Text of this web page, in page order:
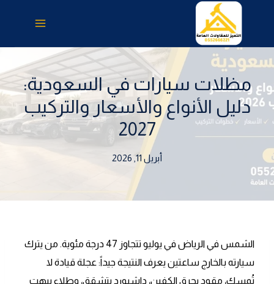
المحتوى
مظلات سيارات في السعودية:
دليل الأنواع والأسعار والتركيب
2027
أبريل 11, 2026
الشمس في الرياض في يوليو تتجاوز 47 درجة مئوية. من يترك
سيارته بالخارج ساعتين يعرف النتيجة جيداً: عجلة قيادة لا
تُمسك، مقود يحرق الكفين، داشبورد يتشقق، وطلاء يبهت